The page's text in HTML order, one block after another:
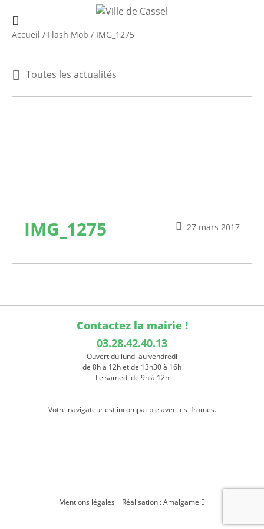
Accueil / Flash Mob / IMG_1275
Toutes les actualités
27 mars 2017
IMG_1275
Contactez la mairie !
03.28.42.40.13
Ouvert du lundi au vendredi
de 8h à 12h et de 13h30 à 16h
Le samedi de 9h à 12h
Votre navigateur est incompatible avec les iframes.
Mentions légales Réalisation : Amalgame